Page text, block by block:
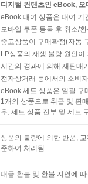
디지털 컨텐츠인 eBook,
eBook 대여 상품은 대여 기
모바일 쿠폰 등록 후 취소/
중고상품이 구매확정(자동
LP상품의 재생 불량 원인
시간의 경과에 의해 재판매
전자상거래 등에서의 소비
eBook 세트 상품은 일괄 구
1개의 상품으로 취급 및 판
우, 세트 상품 전부 및 세트
상품의 불량에 의한 반품,
준하여 처리됨
대금 환불 및 환불 지연에